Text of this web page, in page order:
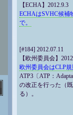
【ECHA】2012.9.3
ECHAはSVHC候補
で。
[#184] 2012.07.11
【欧州委員会】
欧州委員会はCLP
ATP3〔ATP：
の改正を行った（
る）。